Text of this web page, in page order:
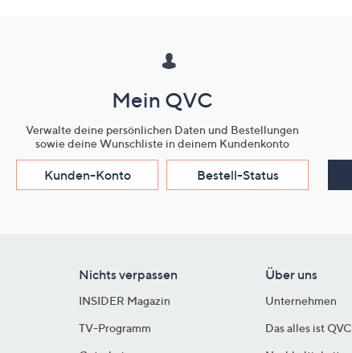
Mein QVC
Verwalte deine persönlichen Daten und Bestellungen
sowie deine Wunschliste in deinem Kundenkonto
Kunden-Konto Bestell-Status
Nichts verpassen
INSIDER Magazin
TV-Programm
Über uns
Unternehmen
Das alles ist QVC